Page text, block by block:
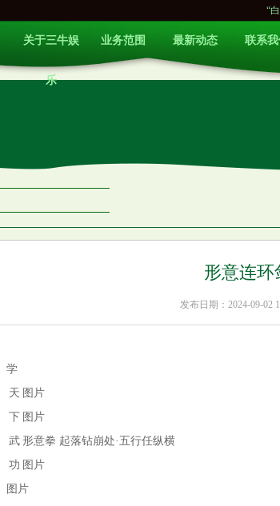
“白龙马”王伯
关于三牛娱
乐
业务范围 最新动态 联系我
形意连环
发布日期：2024-09-02
学
天
下
武
功
图片
图片
形意拳 起落钻崩处·五行任纵横
图片
图片